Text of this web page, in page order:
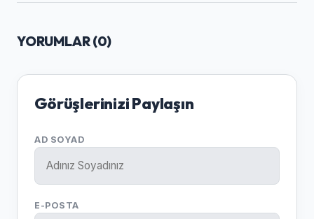
YORUMLAR (0)
Görüşlerinizi Paylaşın
AD SOYAD
E-POSTA